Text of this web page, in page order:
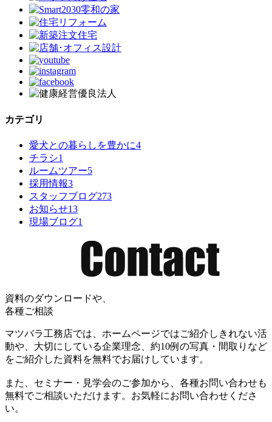
カテゴリ
愛犬との暮らしを豊かに4
チラシ1
ルームツアー5
採用情報3
スタッフブログ273
お知らせ13
現場ブログ1
資料のダウンロードや、
各種ご相談
マツバラ工務店では、ホームページではご紹介しきれない活
動や、大切にしている企業理念、約10例の写真・間取りなど
をご紹介した資料を無料でお届けしています。
また、セミナー・見学会のご参加から、各種お問い合わせも
無料でご相談いただけます。お気軽にお問い合わせくださ
い。